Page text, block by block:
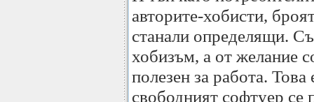
авторите-хобисти,
станали определящи.
хобизъм, а от желание
полезен за работа.
свободният софтуер